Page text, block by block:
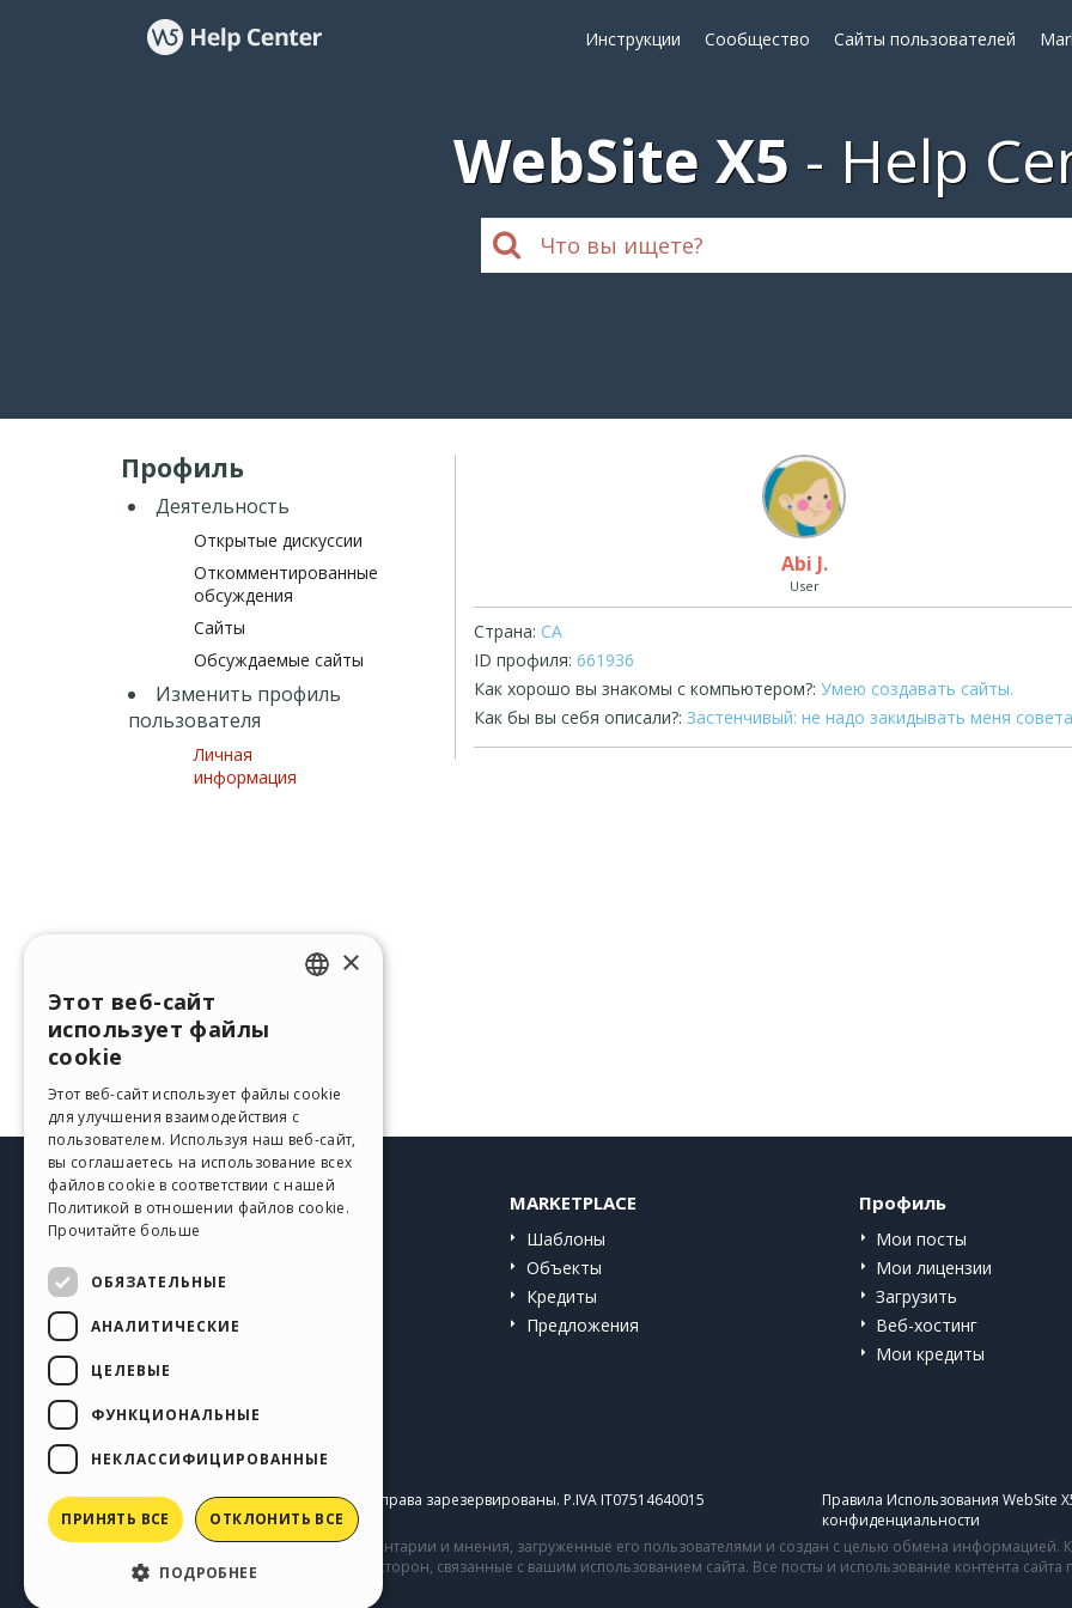
Инструкции Сообщество Сайты пользователей
WebSite X5 Help
Профиль
Деятельность
Открытые дискуссии
Откомментированные
обсуждения
Сайты
Обсуждаемые сайты
Изменить профиль
пользователя
Личная
информация
Abi J.
User
Страна: CA
ID профиля: 661936
Как хорошо вы знакомы с компьютером?: Умею создавать сайты.
Как бы вы себя описали?: Застенчивый: не надо закидывать меня
HELP CENTER
Инструкции
MARKETPLACE
Шаблоны
Объекты
Кредиты
Предложения
Профиль
Мои посты
Мои лицензии
Загрузить
Веб-хостинг
Мои кредиты
Copyright © 2026Incomedia s.r.l.Все права зарезервированы. P.IVA IT07514640015
Правила Использования WebSite
конфиденциальности
Сайт содержит информацию, комментарии и мнения, загруженные его пользователями и создан с целью обмена информацией.
комментарии и поведение третьих сторон, связанные с вашим использованием сайта. Все посты и использование контента
Incomedia.
GERMAN
SPANISH
PORTUGUESE
POLISH
×
Этот веб-сайт
использует файлы
cookie
Этот веб-сайт использует файлы cookie
для улучшения взаимодействия с
пользователем. Используя наш веб-сайт,
вы соглашаетесь на использование всех
файлов cookie в соответствии с нашей
Политикой в ​​отношении файлов cookie.
Прочитайте больше
ОБЯЗАТЕЛЬНЫЕ
АНАЛИТИЧЕСКИЕ
ЦЕЛЕВЫЕ
ФУНКЦИОНАЛЬНЫЕ
НЕКЛАССИФИЦИРОВАННЫЕ
ПРИНЯТЬ ВСЕ ОТКЛОНИТЬ ВСЕ
ПОДРОБНЕЕ